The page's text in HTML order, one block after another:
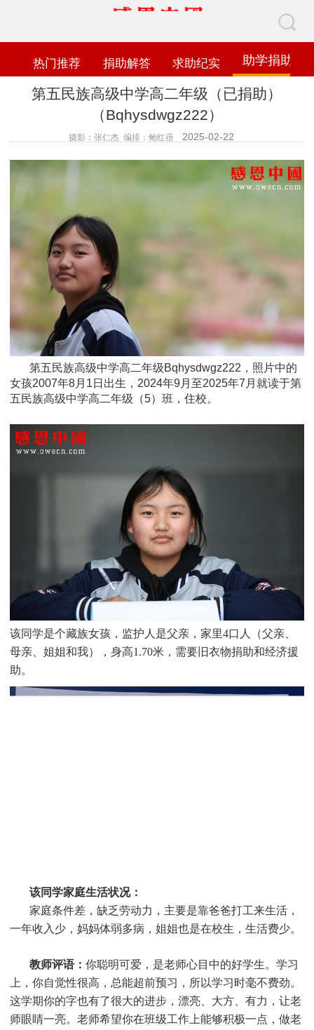
热门推荐 捐助解答 求助纪实 助学捐助
第五民族高级中学高二年级（已捐助）
（Bqhysdwgz222）
摄影：张仁杰 编排：鲍红蓓 2025-02-22
第五民族高级中学高二年级Bqhysdwgz222，照片中的
女孩2007年8月1日 出生， 2024年9月至2025年7月就读于第
五民族高级中学高二年级 （5）班，住校。
该同学是个藏族女孩，监护人是父亲，家里4口人（父亲、
母亲、姐姐和我），身高1.70米，需要旧衣物捐助和经济援
助。
该同学家庭生活状况：
家庭条件差，缺乏劳动力，主要是靠爸爸打工来生活，
一年收入少，妈妈体弱多病，姐姐也是在校生，生活费少。
教师评语： 你聪明可爱，是老师心目中的好学生。学习
上，你自觉性很高，总能超前预习，所以学习时毫不费劲。
这学期你的字也有了很大的进步，漂亮、大方、有力，让老
师眼睛一亮。老师希望你在班级工作上能够积极一点，做老